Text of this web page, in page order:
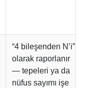
“4 bileşenden N’i”
olarak raporlanır
— tepeleri ya da
nüfus sayımı işe